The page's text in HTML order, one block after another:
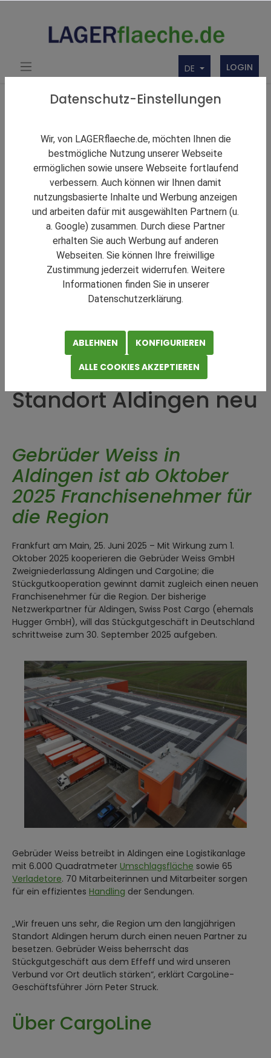
DE LOGIN
Themen Rund um Lager und LAGERflaeche.de
Standort Aldingen neu
Stückgutkooperation
CargoLine besetzt den
Standort Aldingen neu
Gebrüder Weiss in
Aldingen ist ab Oktober
2025 Franchisenehmer für
die Region
Frankfurt am Main, 25. Juni 2025 – Mit Wirkung zum 1.
Oktober 2025 kooperieren die Gebrüder Weiss GmbH
Zweigniederlassung Aldingen und CargoLine; die
Stückgutkooperation gewinnt damit zugleich einen neuen
Franchisenehmer für die Region. Der bisherige
Netzwerkpartner für Aldingen, Swiss Post Cargo (ehemals
Hugger GmbH), will das Stückgutgeschäft in Deutschland
schrittweise zum 30. September 2025 aufgeben.
Gebrüder Weiss betreibt in Aldingen eine Logistikanlage
mit 6.000 Quadratmeter Umschlagsfläche sowie 65
Verladetore. 70 Mitarbeiterinnen und Mitarbeiter sorgen
für ein effizientes Handling der Sendungen.
„Wir freuen uns sehr, die Region um den langjährigen
Standort Aldingen herum durch einen neuen Partner zu
besetzen. Gebrüder Weiss beherrscht das
Stückgutgeschäft aus dem Effeff und wird unseren
Verbund vor Ort deutlich stärken“, erklärt CargoLine-
Geschäftsführer Jörn Peter Struck.
Über CargoLine
Datenschutz-Einstellungen
Wir, von LAGERflaeche.de, möchten Ihnen die
bestmögliche Nutzung unserer Webseite
ermöglichen sowie unsere Webseite fortlaufend
verbessern. Auch können wir Ihnen damit
nutzungsbasierte Inhalte und Werbung anzeigen
und arbeiten dafür mit ausgewählten Partnern (u.
a. Google) zusammen. Durch diese Partner
erhalten Sie auch Werbung auf anderen
Webseiten. Sie können Ihre freiwillige
Zustimmung jederzeit widerrufen. Weitere
Informationen finden Sie in unserer
Datenschutzerklärung.
ABLEHNEN
KONFIGURIEREN
ALLE COOKIES AKZEPTIEREN